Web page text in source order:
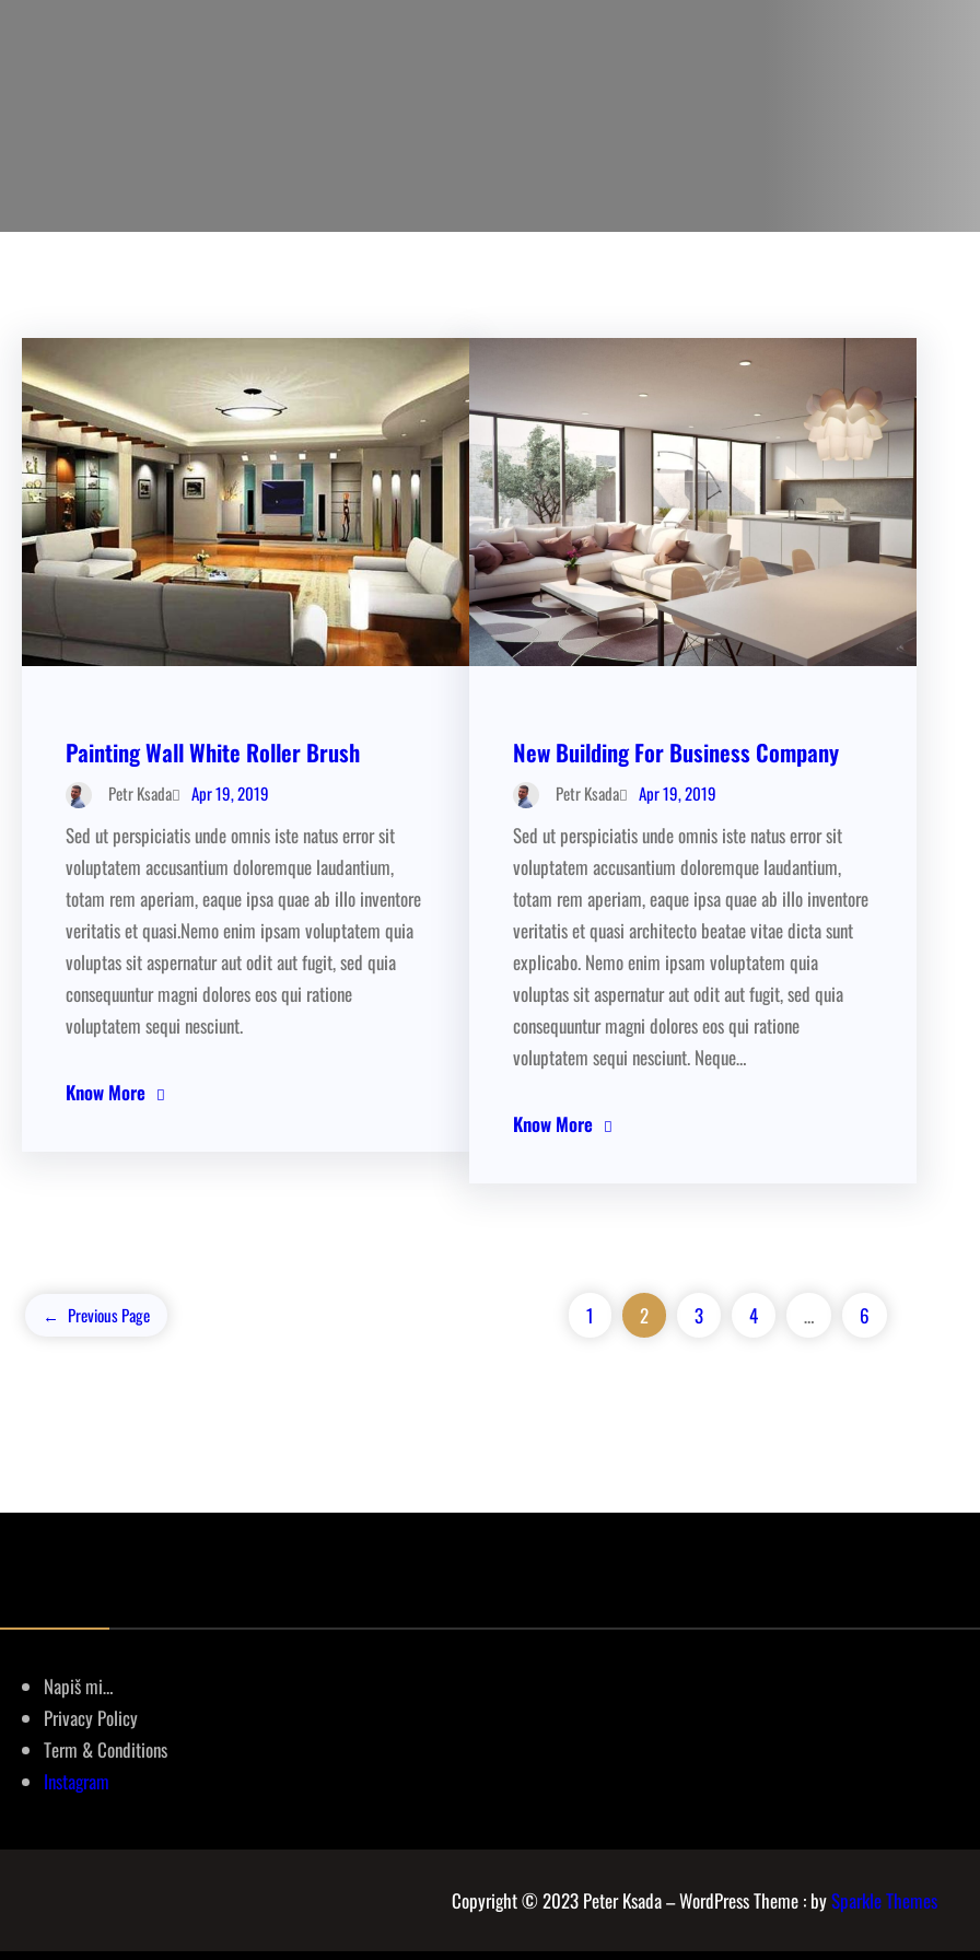
Painting Wall White Roller Brush
Petr Ksada Apr 19, 2019
Sed ut perspiciatis unde omnis iste natus error sit
voluptatem accusantium doloremque laudantium,
totam rem aperiam, eaque ipsa quae ab illo inventore
veritatis et quasi.Nemo enim ipsam voluptatem quia
voluptas sit aspernatur aut odit aut fugit, sed quia
consequuntur magni dolores eos qui ratione
voluptatem sequi nesciunt.
Know More
New Building For Business Company
Petr Ksada Apr 19, 2019
Sed ut perspiciatis unde omnis iste natus error sit
voluptatem accusantium doloremque laudantium,
totam rem aperiam, eaque ipsa quae ab illo inventore
veritatis et quasi architecto beatae vitae dicta sunt
explicabo. Nemo enim ipsam voluptatem quia
voluptas sit aspernatur aut odit aut fugit, sed quia
consequuntur magni dolores eos qui ratione
voluptatem sequi nesciunt. Neque…
Know More
← Previous Page 1 2 3 4 … 6
Napiš mi…
Privacy Policy
Term & Conditions
Instagram
Copyright © 2023 Peter Ksada – WordPress Theme : bySparkle Themes